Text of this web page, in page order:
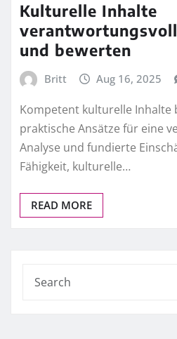
Kulturelle Inhalte
und bewerten
Britt Aug 16, 2025
Kompetent kulturelle Inhalte
praktische Ansätze für eine
Analyse und fundierte
Fähigkeit, kulturelle…
READ MORE